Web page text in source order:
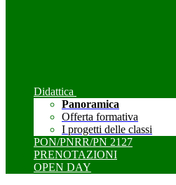
Didattica
Panoramica
Offerta formativa
I progetti delle classi
PON/PNRR/PN 2127
PRENOTAZIONI
OPEN DAY